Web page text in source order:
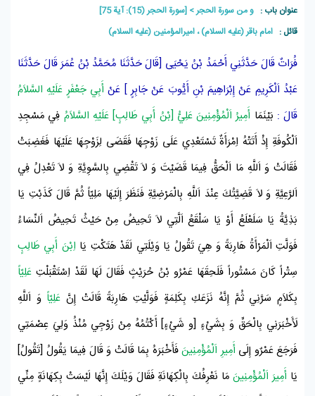
عنوان باب : و من سورة الحجر [سورة الحجر (15): آیة 75]
قائل : امام باقر (علیه السلام) ، امیرالمؤمنین (علیه السلام)
فُرَاتٌ قَالَ حَدَّثَنِي أَحْمَدُ بْنُ يَحْيَى [قَالَ حَدَّثَنَا مُحَمَّدُ بْنُ عُمَرَقَالَ حَدَّثَنَا
عَبْدُ اَلْكَرِيمِ عَنْإِبْرَاهِيمَ بْنِ أَيُّوبَ عَنْجَابِرٍ] عَنْأَبِي جَعْفَرٍ عَلَيْهِ السَّلاَمُ
قَالَ : بَيْنَمَا أَمِيرُ اَلْمُؤْمِنِينَ عَلِيُّ [بْنُ أَبِي طَالِبٍ] عَلَيْهِ السَّلاَمُ فِي مَسْجِدِ
اَلْكُوفَةِ إِذْ أَتَتْهُ اِمْرَأَةٌ تَسْتَعْدِي عَلَى زَوْجِهَا فَقَضَى لِزَوْجِهَا عَلَيْهَا فَغَضِبَتْ
فَقَالَتْ وَ اَللَّهِ مَا اَلْحَقُّ فِيمَا قَضَيْتَ وَ لاَ تَقْضِي بِالسَّوِيَّةِ وَ لاَ تَعْدِلُ فِي
اَلرَّعِيَّةِ وَ لاَ قَضِيَّتُكَ عِنْدَ اَللَّهِ بِالْمَرْضِيَّةِ فَنَظَرَ إِلَيْهَا مَلِيّاً ثُمَّ قَالَ كَذَبْتِ يَا
بَذِيَّةُ يَا سَلَعْلَعُ أَوْ يَا سَلْقَعُ اَلَّتِي لاَ تَحِيضُ مِنْ حَيْثُ تَحِيضُ اَلنِّسَاءُ
فَوَلَّتِ اَلْمَرْأَةُ هَارِبَةً وَ هِيَ تَقُولُ يَا وَيْلَتِي لَقَدْ هَتَكْتِ يَا اِبْنَ أَبِي طَالِبٍ
سِتْراً كَانَ مَسْتُوراً فَلَحِقَهَا عَمْرُو بْنُ حُرَيْثٍفَقَالَ لَهَا لَقَدْ اِسْتَقْبَلْتِعَلِيّاً
بِكَلاَمٍ سَرَّنِي ثُمَّ إِنَّهُ نَزَعَكِ بِكَلِمَةٍ فَوَلَّيْتِ هَارِبَةً قَالَتْ إِنَّعَلِيّاً وَ اَللَّهِ
لَأَخْبَرَنِي بِالْحَقِّ وَ بِشَيْءٍ [و شَيْءٍ] أَكْتُمُهُ مِنْ زَوْجِي مُنْذُ وَلِيَ عِصْمَتِي
فَرَجَعَعَمْرٌو إِلَى أَمِيرِ اَلْمُؤْمِنِينَفَأَخْبَرَهُ بِمَا قَالَتْ وَ قَالَ فِيمَا يَقُولُ [تَقُولُ]
يَا أَمِيرَ اَلْمُؤْمِنِينَمَا نَعْرِفُكَ بِالْكِهَانَةِ فَقَالَ وَيْلَكَ إِنَّهَا لَيْسَتْ بِكِهَانَةٍ مِنِّي